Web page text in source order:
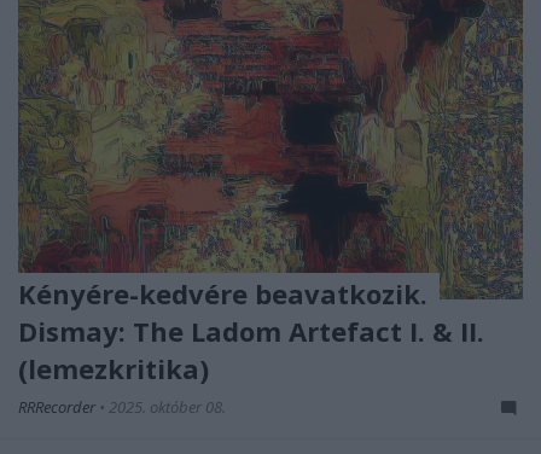
Kényére-kedvére beavatkozik.
Dismay: The Ladom Artefact I. & II.
(lemezkritika)
RRRecorder • 2025. október 08.